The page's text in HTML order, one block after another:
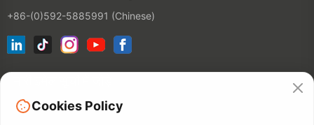
+86-(0)592-5885991 (Chinese)
Cookies Policy